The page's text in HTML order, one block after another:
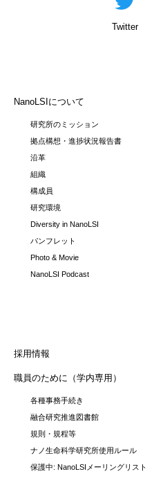
Twitter
NanoLSIについて
研究所のミッション
拠点構想・進捗状況報告書
沿革
組織
構成員
研究環境
Diversity in NanoLSI
パンフレット
Photo & Movie
NanoLSI Podcast
採用情報
職員のために（学内専用）
各種事務手続き
融合研究推進図書館
規則・規程等
ナノ生命科学研究所使用ルール
保護中: NanoLSIメーリングリスト